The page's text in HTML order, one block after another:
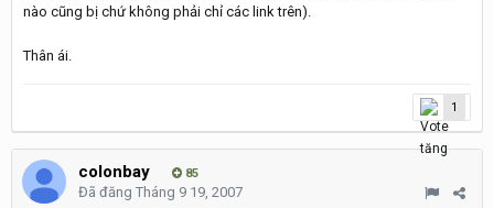
nào cũng bị chứ không phải chỉ các link trên).
Thân ái.
1
colonbay 85
Đã đăng Tháng 9 19, 2007